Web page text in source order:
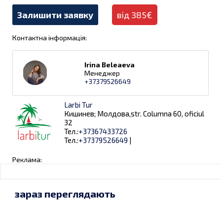
Залишити заявку від 385€
Контактна інформація:
Irina Beleaeva
Менеджер
+37379526649
Larbi Tur
Кишинев; Молдова,str. Columna 60, oficiul
32
Тел.:+37367433726
Тел.:+37379526649 |
Реклама:
зараз переглядають